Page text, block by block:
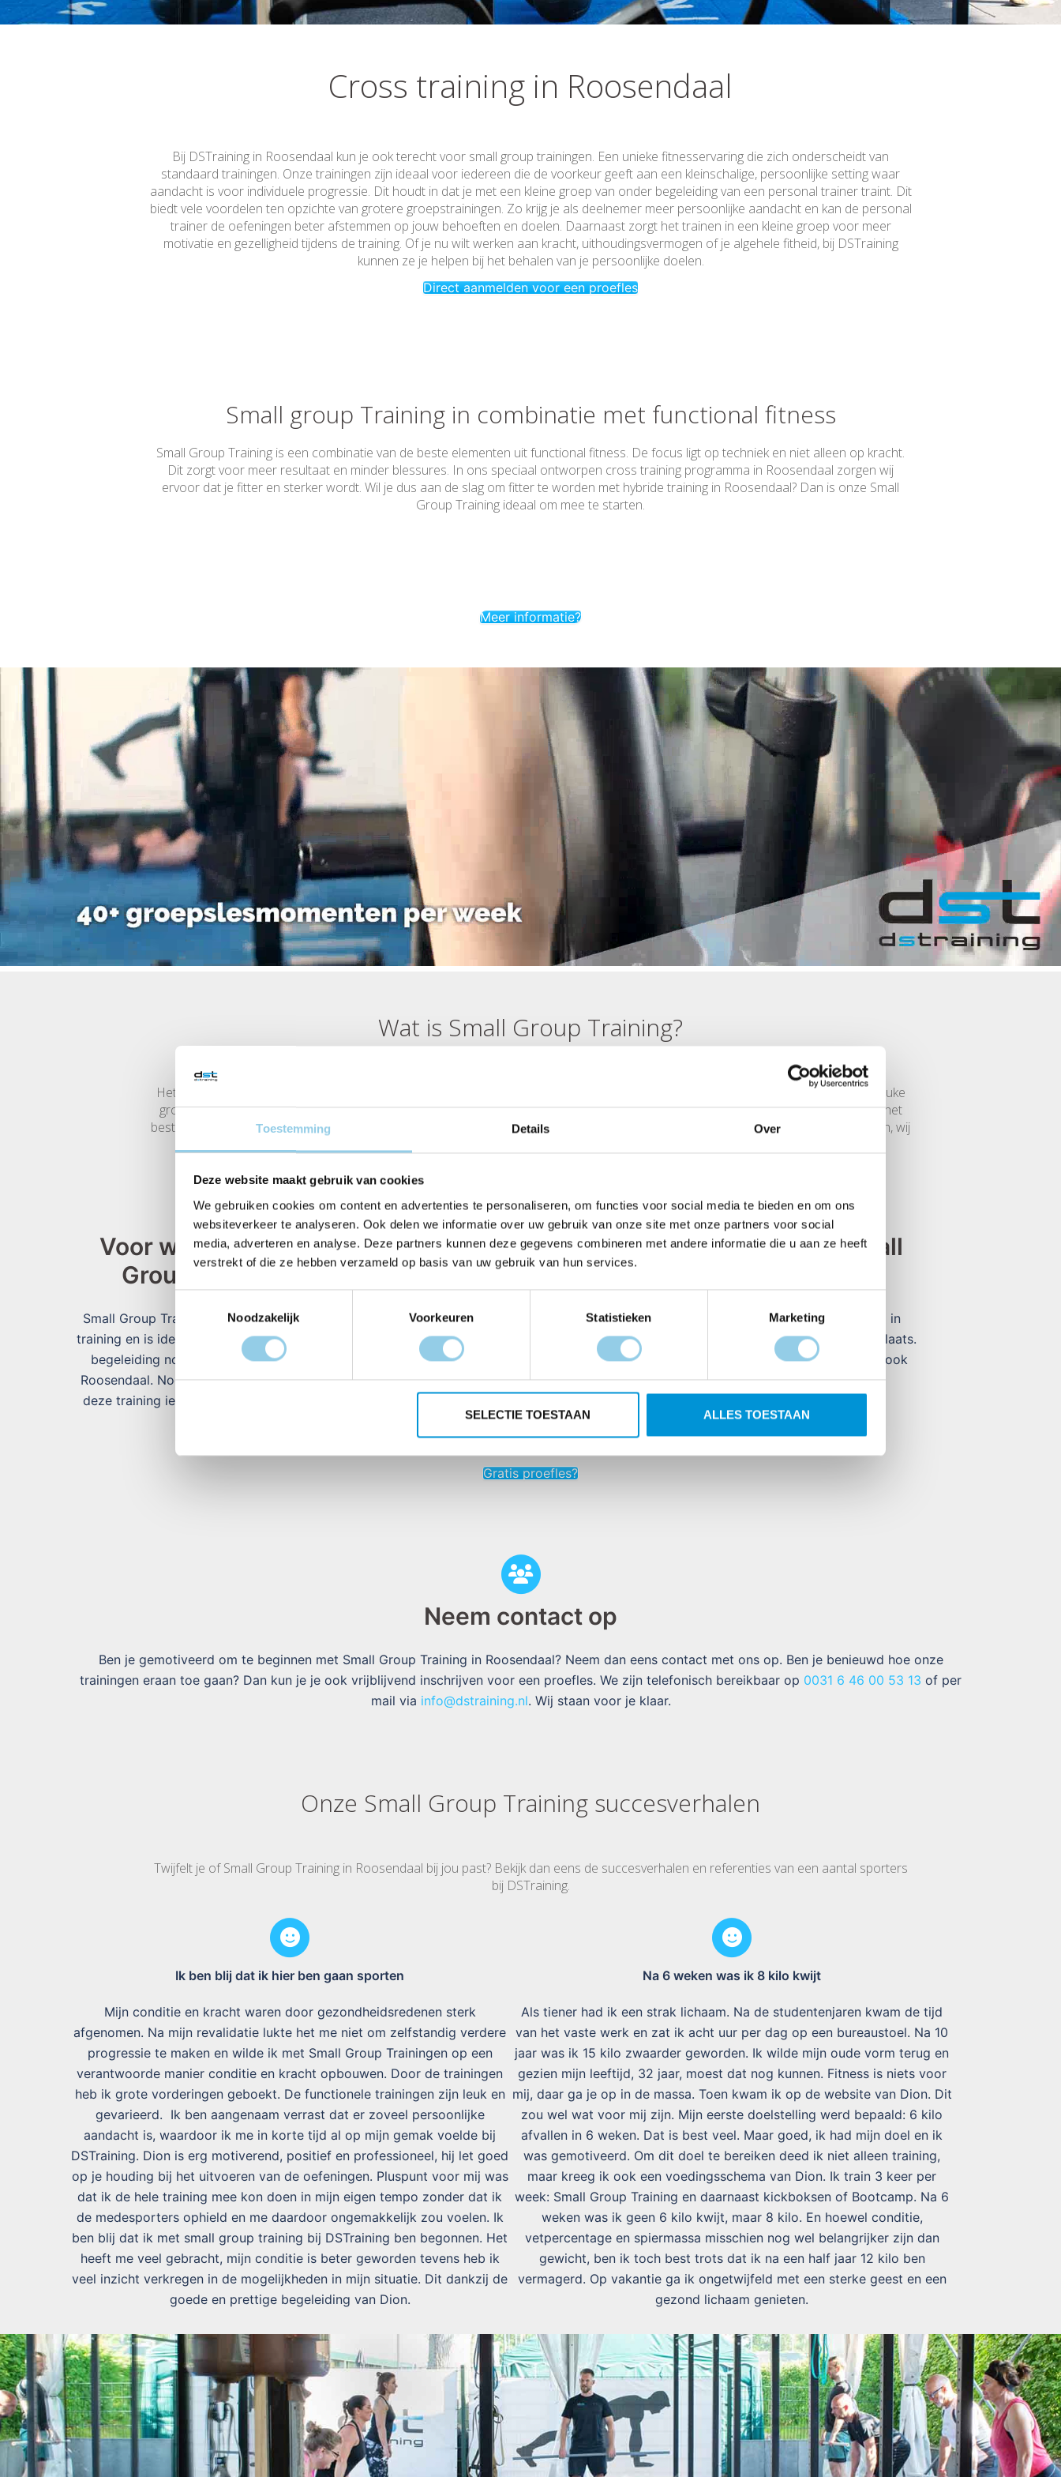
Toestemming Details Over
Deze website maakt gebruik van cookies
We gebruiken cookies om content en advertenties te personaliseren, om functies voor social media te bieden en om ons
websiteverkeer te analyseren. Ook delen we informatie over uw gebruik van onze site met onze partners voor social
media, adverteren en analyse. Deze partners kunnen deze gegevens combineren met andere informatie die u aan ze heeft
verstrekt of die ze hebben verzameld op basis van uw gebruik van hun services.
Noodzakelijk
Voorkeuren Statistieken Marketing
SELECTIE TOESTAAN ALLES TOESTAAN
Cross training in Roosendaal
Bij DSTraining in Roosendaal kun je ook terecht voor small group trainingen. Een unieke fitnesservaring die zich onderscheidt van
standaard trainingen. Onze trainingen zijn ideaal voor iedereen die de voorkeur geeft aan een kleinschalige, persoonlijke setting waar
aandacht is voor individuele progressie. Dit houdt in dat je met een kleine groep van onder begeleiding van een personal trainer traint. Dit
biedt vele voordelen ten opzichte van grotere groepstrainingen. Zo krijg je als deelnemer meer persoonlijke aandacht en kan de personal
trainer de oefeningen beter afstemmen op jouw behoeften en doelen. Daarnaast zorgt het trainen in een kleine groep voor meer
motivatie en gezelligheid tijdens de training. Of je nu wilt werken aan kracht, uithoudingsvermogen of je algehele fitheid, bij DSTraining
kunnen ze je helpen bij het behalen van je persoonlijke doelen.
Direct aanmelden voor een proefles
Small group Training in combinatie met functional fitness
Small Group Training is een combinatie van de beste elementen uit functional fitness. De focus ligt op techniek en niet alleen op kracht.
Dit zorgt voor meer resultaat en minder blessures. In ons speciaal ontworpen cross training programma in Roosendaal zorgen wij
ervoor dat je fitter en sterker wordt. Wil je dus aan de slag om fitter te worden met hybride training in Roosendaal? Dan is onze Small
Group Training ideaal om mee te starten.
Meer informatie?
Wat is Small Group Training?
Het doel van de Small Group Training / hybride training is fitter en sterker worden. Doordat je de trainingen samen doet, is er een leuke
groepsdynamiek die ervoor zorgt dat je jezelf snel op je gemak voelt bij onze trainingen. Onze Small Group Trainingen combineren het
beste van hybride training, en functionele fitness. Of je nu je kracht wilt opbouwen, je conditie wilt verbeteren, of gewoon fit wilt blijven, wij
Voor wie is de Small
Group Training?
Small Group Training is een vorm van cross
training en is ideaal voor jou wanneer jij extra
begeleiding nodig hebt bij het sporten in
Roosendaal. Nog niet helemaal overtuigd of
deze training iets voor jou is? Volg dan een
Waar zijn de trainingen?
De trainingen vinden plaats in onze sportstudio
en 24H gym op sportpark Vierhoeven in
buitenlocatie in de bosrijke omgeving van de
Wanneer is de Small
Iedere dag vinden er bij DSTraining in
Roosendaal Small Group Trainingen plaats.
Geheel vrijblijvend natuurlijk. Bekijk ook
onsroosteren onzetarieven.
Gratis proefles?
Neem contact op
Ben je gemotiveerd om te beginnen met Small Group Training in Roosendaal? Neem dan eens contact met ons op. Ben je benieuwd hoe onze
trainingen eraan toe gaan? Dan kun je je ook vrijblijvend inschrijven voor een proefles. We zijn telefonisch bereikbaar op 0031 6 46 00 53 13 of per
mail via info@dstraining.nl. Wij staan voor je klaar.
Onze Small Group Training succesverhalen
Twijfelt je of Small Group Training in Roosendaal bij jou past? Bekijk dan eens de succesverhalen en referenties van een aantal sporters
bij DSTraining.
Ik ben blij dat ik hier ben gaan sporten
Mijn conditie en kracht waren door gezondheidsredenen sterk
afgenomen. Na mijn revalidatie lukte het me niet om zelfstandig verdere
progressie te maken en wilde ik met Small Group Trainingen op een
verantwoorde manier conditie en kracht opbouwen. Door de trainingen
heb ik grote vorderingen geboekt. De functionele trainingen zijn leuk en
gevarieerd. Ik ben aangenaam verrast dat er zoveel persoonlijke
aandacht is, waardoor ik me in korte tijd al op mijn gemak voelde bij
DSTraining. Dion is erg motiverend, positief en professioneel, hij let goed
op je houding bij het uitvoeren van de oefeningen. Pluspunt voor mij was
dat ik de hele training mee kon doen in mijn eigen tempo zonder dat ik
de medesporters ophield en me daardoor ongemakkelijk zou voelen. Ik
ben blij dat ik met small group training bij DSTraining ben begonnen. Het
heeft me veel gebracht, mijn conditie is beter geworden tevens heb ik
veel inzicht verkregen in de mogelijkheden in mijn situatie. Dit dankzij de
goede en prettige begeleiding van Dion.
Na 6 weken was ik 8 kilo kwijt
Als tiener had ik een strak lichaam. Na de studentenjaren kwam de tijd
van het vaste werk en zat ik acht uur per dag op een bureaustoel. Na 10
jaar was ik 15 kilo zwaarder geworden. Ik wilde mijn oude vorm terug en
gezien mijn leeftijd, 32 jaar, moest dat nog kunnen. Fitness is niets voor
mij, daar ga je op in de massa. Toen kwam ik op de website van Dion. Dit
zou wel wat voor mij zijn. Mijn eerste doelstelling werd bepaald: 6 kilo
afvallen in 6 weken. Dat is best veel. Maar goed, ik had mijn doel en ik
was gemotiveerd. Om dit doel te bereiken deed ik niet alleen training,
maar kreeg ik ook een voedingsschema van Dion. Ik train 3 keer per
week: Small Group Training en daarnaast kickboksen of Bootcamp. Na 6
weken was ik geen 6 kilo kwijt, maar 8 kilo. En hoewel conditie,
vetpercentage en spiermassa misschien nog wel belangrijker zijn dan
gewicht, ben ik toch best trots dat ik na een half jaar 12 kilo ben
vermagerd. Op vakantie ga ik ongetwijfeld met een sterke geest en een
gezond lichaam genieten.